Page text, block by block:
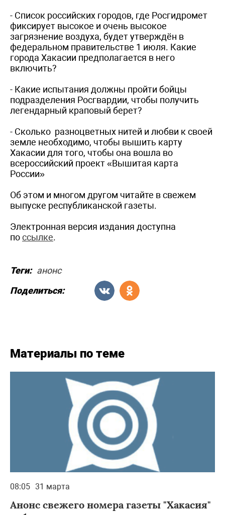
- Список российских городов, где Росгидромет
фиксирует высокое и очень высокое
загрязнение воздуха, будет утверждён в
федеральном правительстве 1 июля. Какие
города Хакасии предполагается в него
включить?
- Какие испытания должны пройти бойцы
подразделения Росгвардии, чтобы получить
легендарный краповый берет?
- Сколько разноцветных нитей и любви к своей
земле необходимо, чтобы вышить карту
Хакасии для того, чтобы она вошла во
всероссийский проект «Вышитая карта
России»
Об этом и многом другом читайте в свежем
выпуске республиканской газеты.
Электронная версия издания доступна
поссылке.
Теги: анонс
Поделиться:
Материалы по теме
08:05 31 марта
Анонс свежего номера газеты "Хакасия"